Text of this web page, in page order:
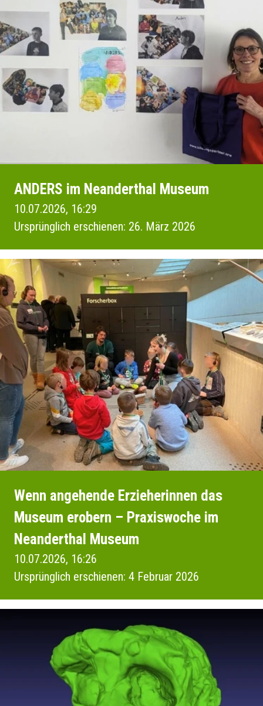
ANDERS im Neanderthal Museum
10.07.2026, 16:29
Ursprünglich erschienen: 26. März 2026
Wenn angehende Erzieherinnen das
Museum erobern – Praxiswoche im
Neanderthal Museum
10.07.2026, 16:26
Ursprünglich erschienen: 4 Februar 2026